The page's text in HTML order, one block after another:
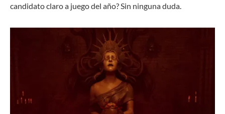
candidato claro a juego del año? Sin ninguna duda.